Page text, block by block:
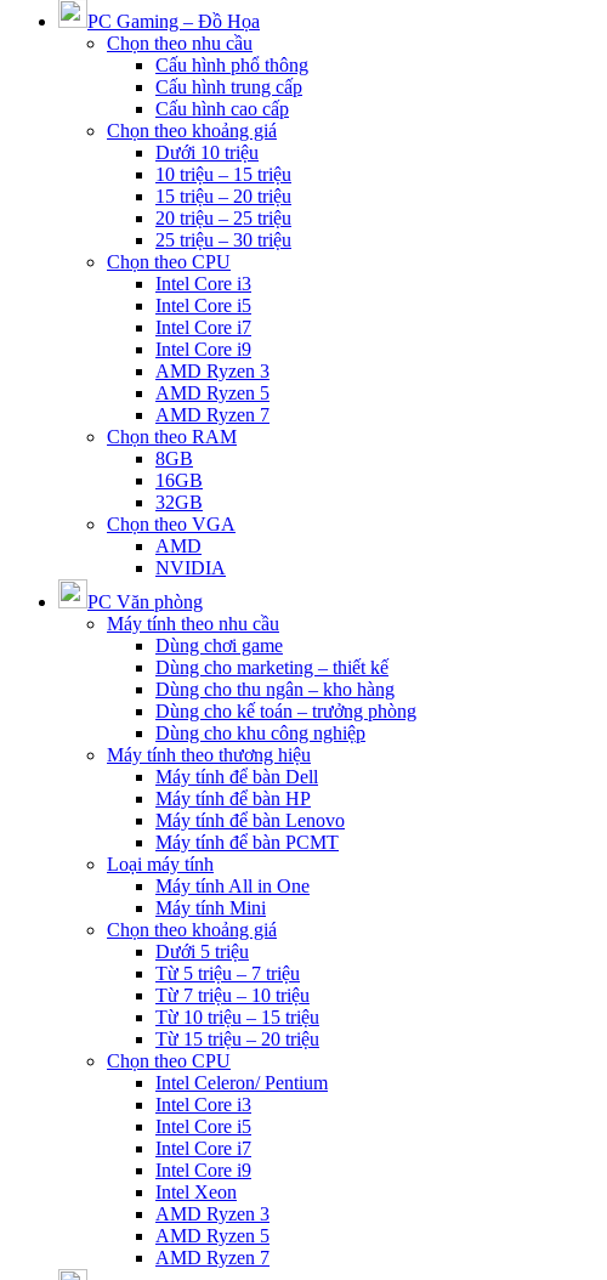
PC Gaming – Đồ Họa
Chọn theo nhu cầu
Cấu hình phổ thông
Cấu hình trung cấp
Cấu hình cao cấp
Chọn theo khoảng giá
Dưới 10 triệu
10 triệu – 15 triệu
15 triệu – 20 triệu
20 triệu – 25 triệu
25 triệu – 30 triệu
Chọn theo CPU
Intel Core i3
Intel Core i5
Intel Core i7
Intel Core i9
AMD Ryzen 3
AMD Ryzen 5
AMD Ryzen 7
Chọn theo RAM
8GB
16GB
32GB
Chọn theo VGA
AMD
NVIDIA
PC Văn phòng
Máy tính theo nhu cầu
Dùng chơi game
Dùng cho marketing – thiết kế
Dùng cho thu ngân – kho hàng
Dùng cho kế toán – trưởng phòng
Dùng cho khu công nghiệp
Máy tính theo thương hiệu
Máy tính để bàn Dell
Máy tính để bàn HP
Máy tính để bàn Lenovo
Máy tính để bàn PCMT
Loại máy tính
Máy tính All in One
Máy tính Mini
Chọn theo khoảng giá
Dưới 5 triệu
Từ 5 triệu – 7 triệu
Từ 7 triệu – 10 triệu
Từ 10 triệu – 15 triệu
Từ 15 triệu – 20 triệu
Chọn theo CPU
Intel Celeron/ Pentium
Intel Core i3
Intel Core i5
Intel Core i7
Intel Core i9
Intel Xeon
AMD Ryzen 3
AMD Ryzen 5
AMD Ryzen 7